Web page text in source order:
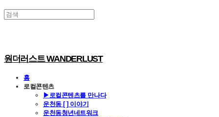
원더러스트 WANDERLUST
홈
로컬콘텐츠
▶로컬콘텐츠를 만나다
운천동 [ ] 이야기
운천동청년네트워크